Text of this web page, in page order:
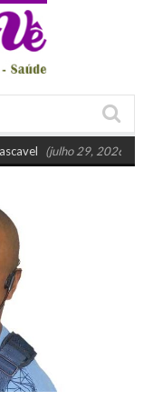
(julho 29, 2026 10:45 am)